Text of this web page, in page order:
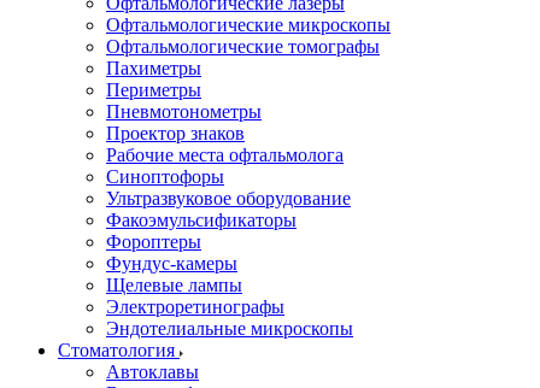
Офтальмологические микроскопы
Офтальмологические томографы
Пахиметры
Периметры
Пневмотонометры
Проектор знаков
Рабочие места офтальмолога
Синоптофоры
Ультразвуковое оборудование
Факоэмульсификаторы
Фороптеры
Фундус-камеры
Щелевые лампы
Электроретинографы
Эндотелиальные микроскопы
Стоматология
Автоклавы